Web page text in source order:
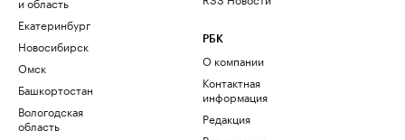
Екатеринбург
Новосибирск
Омск
Башкортостан
Вологодская
область
РБК
О компании
Контактная
информация
Редакция